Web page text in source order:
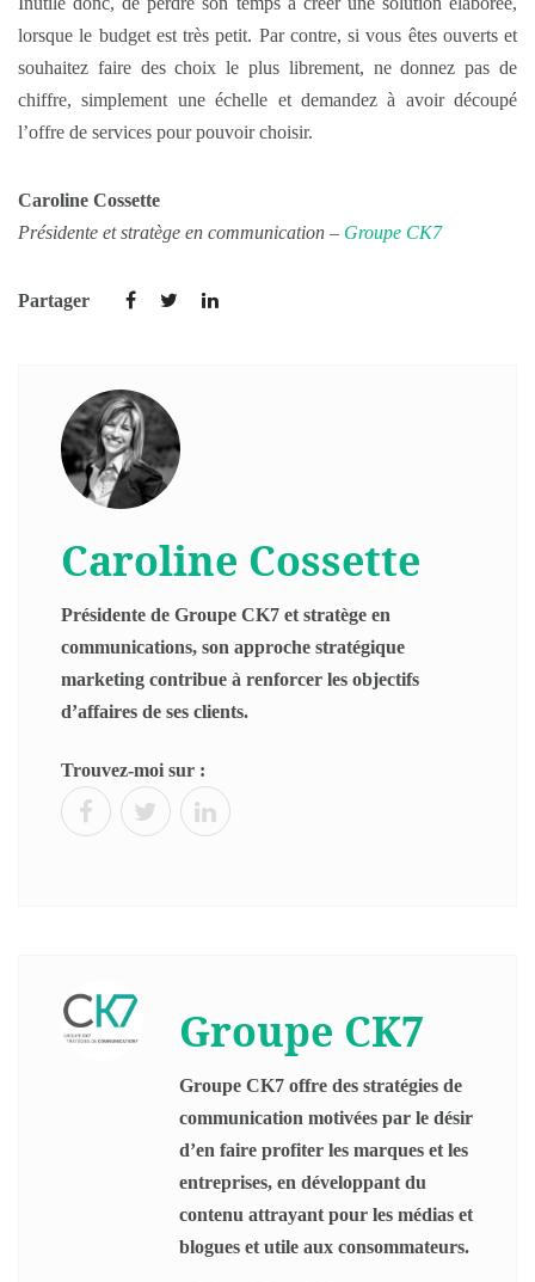
lorsque le budget est très petit. Par contre, si vous êtes ouverts et
souhaitez faire des choix le plus librement, ne donnez pas de
chiffre, simplement une échelle et demandez à avoir découpé
l’offre de services pour pouvoir choisir.
Caroline Cossette
Présidente et stratège en communication – Groupe CK7
Partager
Caroline Cossette
Présidente de Groupe CK7 et stratège en
communications, son approche stratégique
marketing contribue à renforcer les objectifs
d’affaires de ses clients.
Trouvez-moi sur :
Groupe CK7
Groupe CK7 offre des stratégies de
communication motivées par le désir
d’en faire profiter les marques et les
entreprises, en développant du
contenu attrayant pour les médias et
blogues et utile aux consommateurs.